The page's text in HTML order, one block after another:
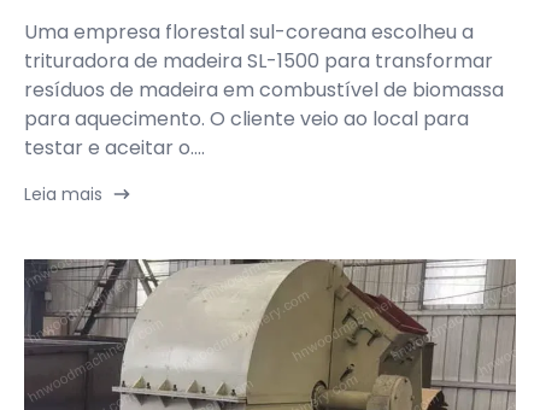
Uma empresa florestal sul-coreana escolheu a
trituradora de madeira SL-1500 para transformar
resíduos de madeira em combustível de biomassa
para aquecimento. O cliente veio ao local para
testar e aceitar o....
Leia mais